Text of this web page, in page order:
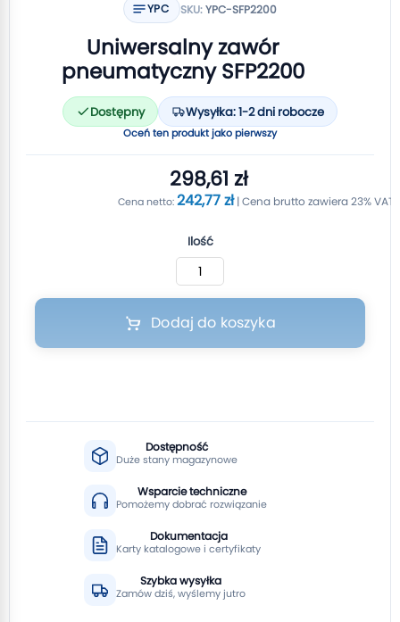
YPC SKU:YPC-SFP2200
Uniwersalny zawór
pneumatyczny SFP2200
Dostępny Wysyłka: 1-2 dni robocze
Oceń ten produkt jako pierwszy
298,61 zł
242,77 zł
Ilość
Dodaj do koszyka
Dostępność
Duże stany magazynowe
Wsparcie techniczne
Pomożemy dobrać rozwiązanie
Dokumentacja
Karty katalogowe i certyfikaty
Szybka wysyłka
Zamów dziś, wyślemy jutro